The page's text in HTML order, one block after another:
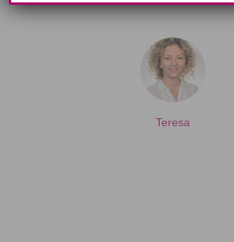
Teresa